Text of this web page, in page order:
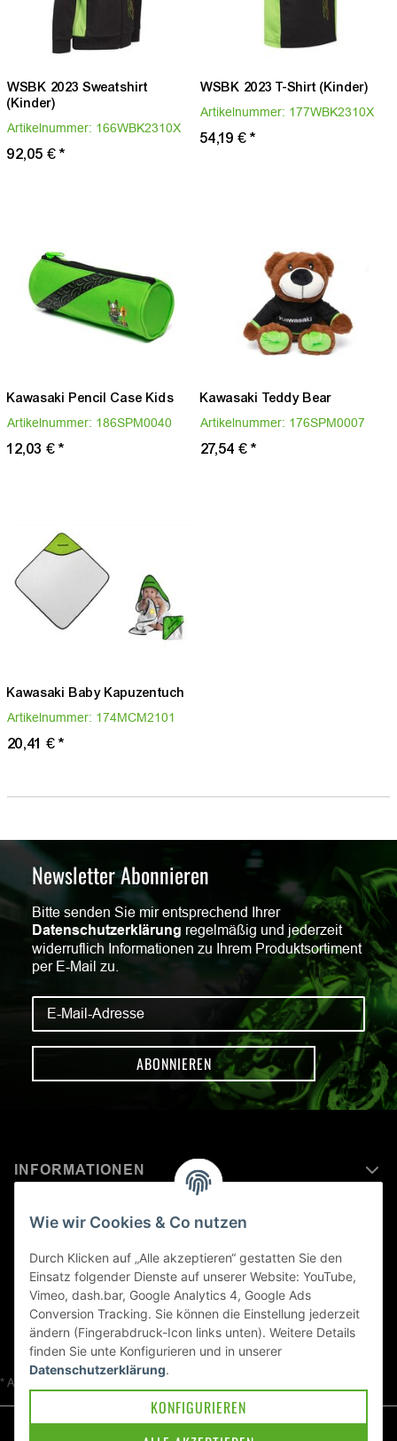
WSBK 2023 Sweatshirt
(Kinder)
Artikelnummer: 166WBK2310X
92,05 €*
WSBK 2023 T-Shirt (Kinder)
Artikelnummer: 177WBK2310X
54,19 €*
Kawasaki Pencil Case Kids
Artikelnummer: 186SPM0040
12,03 €*
Kawasaki Teddy Bear
Artikelnummer: 176SPM0007
27,54 €*
Kawasaki Baby Kapuzentuch
Artikelnummer: 174MCM2101
20,41 €*
Newsletter Abonnieren
Bitte senden Sie mir entsprechend Ihrer
Datenschutzerklärung regelmäßig und jederzeit
widerruflich Informationen zu Ihrem Produktsortiment
per E-Mail zu.
ABONNIEREN
INFORMATIONEN
MEHR ERFAHREN ÜBER
KAWASAKI WELT
Blog
* Alle Preise inkl. gesetzlicher USt., zzgl.
Wie wir Cookies & Co nutzen
Durch Klicken auf „Alle akzeptieren“ gestatten Sie den
Einsatz folgender Dienste auf unserer Website: YouTube,
Vimeo, dash.bar, Google Analytics 4, Google Ads
Conversion Tracking. Sie können die Einstellung jederzeit
ändern (Fingerabdruck-Icon links unten). Weitere Details
finden Sie unte Konfigurieren und in unserer
Datenschutzerklärung.
KONFIGURIEREN